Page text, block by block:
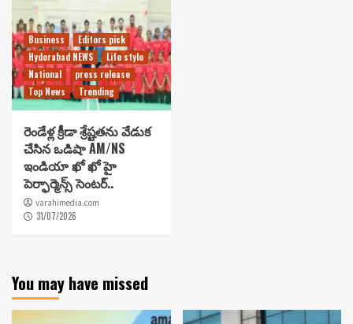
Business
Editors pick
Hyderabad NEWS
Life style
National
press release
Top News
Trending
రెండేళ్ల క్రీడా శ్రేష్టతను వేడుక
చేసిన ఒడిషా AM/NS
ఇండియా ఖో ఖో హై
పెర్ఫార్మెన్స్ సెంటర్..
varahimedia.com
31/07/2026
You may have missed